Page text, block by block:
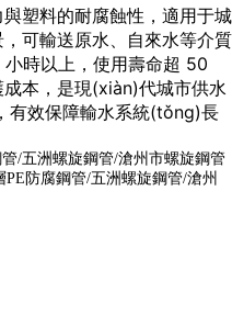
塑料的耐腐蝕性，適用于城
可輸送原水、自來水等介質
時以上，使用壽命超 50
本，是現(xiàn)代城市供水
有效保障輸水系統(tǒng)長
/五洲螺旋鋼管/滄州市螺旋鋼管
PE防腐鋼管/五洲螺旋鋼管/滄州